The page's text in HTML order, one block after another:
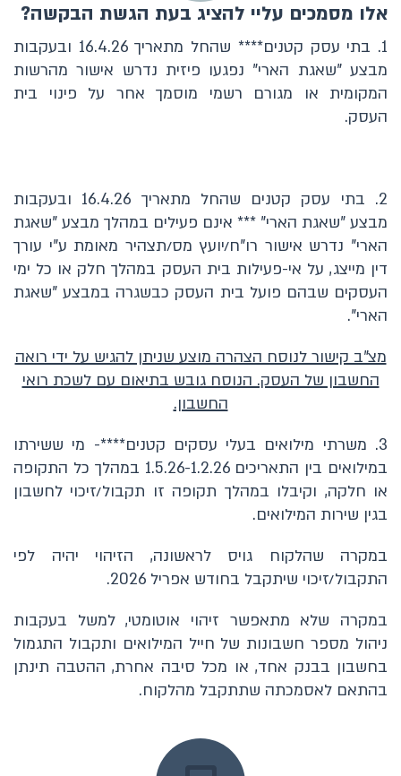
אלו מסמכים עליי להציג בעת הגשת הבקשה?
1. בתי עסק קטנים**** שהחל מתאריך 16.4.26 ובעקבות
מבצע "שאגת הארי" נפגעו פיזית נדרש אישור מהרשות
המקומית או מגורם רשמי מוסמך אחר על פינוי בית
העסק.
2. בתי עסק קטנים שהחל מתאריך 16.4.26 ובעקבות
מבצע "שאגת הארי" *** אינם פעילים במהלך מבצע "שאגת
הארי" נדרש אישור רו"ח/יועץ מס/תצהיר מאומת ע"י עורך
דין מייצג, על אי-פעילות בית העסק במהלך חלק או כל ימי
העסקים שבהם פועל בית העסק כבשגרה במבצע "שאגת
הארי".
מצ"ב קישור לנוסח הצהרה מוצע שניתן להגיש על ידי רואה
החשבון של העסק. הנוסח גובש בתיאום עם לשכת רואי
החשבון.
3. משרתי מילואים בעלי עסקים קטנים****- מי ששירתו
במילואים בין התאריכים 1.5.26-1.2.26 במהלך כל התקופה
או חלקה, וקיבלו במהלך תקופה זו תקבול/זיכוי לחשבון
בגין שירות המילואים.
במקרה שהלקוח גויס לראשונה, הזיהוי יהיה לפי
התקבול/זיכוי שיתקבל בחודש אפריל 2026.
במקרה שלא מתאפשר זיהוי אוטומטי, למשל בעקבות
ניהול מספר חשבונות של חייל המילואים ותקבול התגמול
בחשבון בבנק אחד, או מכל סיבה אחרת, ההטבה תינתן
בהתאם לאסמכתה שתתקבל מהלקוח.